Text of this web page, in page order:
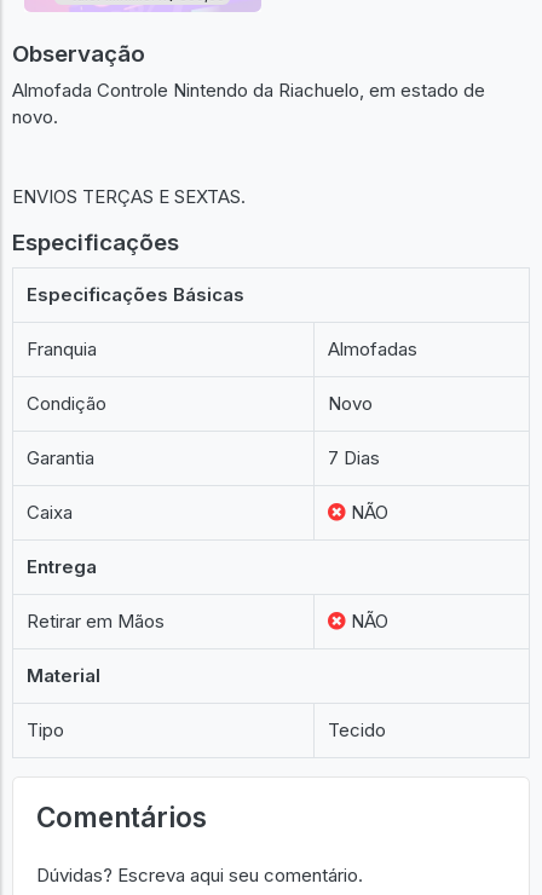
Observação
Almofada Controle Nintendo da Riachuelo, em estado de
novo.
ENVIOS TERÇAS E SEXTAS.
Especificações
Especificações Básicas
Franquia Almofadas
Condição Novo
Garantia 7 Dias
Caixa NÃO
Entrega
Retirar em Mãos NÃO
Material
Tipo Tecido
Comentários
Dúvidas? Escreva aqui seu comentário.